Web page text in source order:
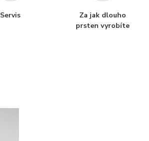
Servis
Za jak dlouho
prsten vyrobíte